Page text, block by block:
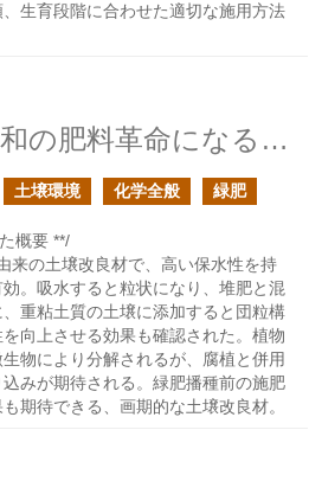
生育段階に合わせた適切な施用方法
EFポリマーは令和の肥料革命になるかもしれない
土壌環境 化学全般 緑肥
概要 **/
来の土壌改良材で、高い保水性を持
。吸水すると粒状になり、堆肥と混
重粘土質の土壌に添加すると団粒構
向上させる効果も確認された。植物
物により分解されるが、腐植と併用
みが期待される。緑肥播種前の施肥
期待できる、画期的な土壌改良材。